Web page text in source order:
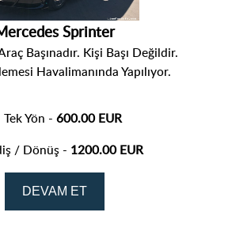
Sprinter
Başınadır. Kişi Başı Değildir.
Havalimanında Yapılıyor.
Tek Yön -600.00 EUR
/ Dönüş - 1200.00 EUR